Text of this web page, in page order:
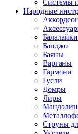
Системы
Народные
Балалайки
Банджо
Баяны
Варганы
Гармони
Гусли
Домры
Лиры
Струны